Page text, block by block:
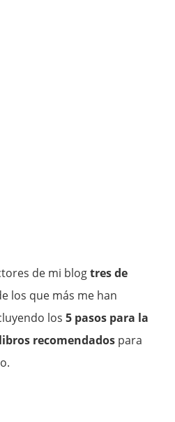
de mi blogtres de
los que más me han
los5 pasos para la
libros recomendados para